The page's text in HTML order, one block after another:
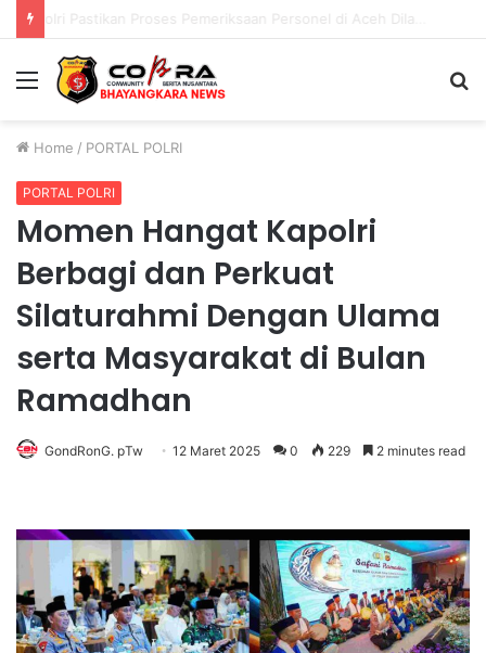
Menu
Home / PORTAL POLRI
PORTAL POLRI
Momen Hangat Kapolri
Berbagi dan Perkuat
Silaturahmi Dengan Ulama
serta Masyarakat di Bulan
Ramadhan
GondRonG. pTw 12 Maret 2025 0 229 2 minutes read